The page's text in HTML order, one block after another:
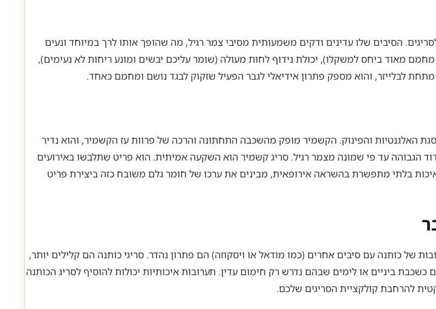
הסיבים שלו עדינים ודקים משמעותית מסיבי צמר רגיל, מה שהופך אותו לרך במיוחד ונעים
מאוד ביחס למשקלו), יכולת נידוף לחות מעולה (שומר עליכם יבשים ומונע ריחות לא נעימים),
לבלייזר, והוא מספק פתרון אידיאלי לגבר הפעיל שזקוק לבגד נושם ומחמם כאחד.
האלגנטיות והפינוק. הקשמיר מופק מהשכבה התחתונה והרכה של פרוות עז הקשמיר, והוא נדיר
הגבוהה עד פי שמונה מצמר רגיל. סריג קשמיר הוא השקעה אמיתית. הוא פריט שתלבשו באירועים
בלתי מתפשרת בהשראה אירופאית, מבינים את ערכו של חומר גלם משובח כזה ביצירת פריט
של כותנה עם סיבים אחרים (כמו מודאל או ויסקוזה) הם פתרון נהדר. סריגי כותנה הם קלילים יותר,
ביניים או לימים שבהם נדרש רק חימום עדין. תערובות איכותיות יכולות להוסיף לסריג הכותנה
להרחבת קולקציית הסריגים שלכם.